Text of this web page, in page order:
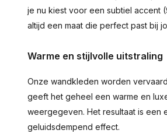
je nu kiest voor een subtiel accent
altijd een maat die perfect past bij
Warme en stijlvolle uitstraling
Onze wandkleden worden
geeft het geheel een warme en
weergegeven. Het resultaat is een
geluidsdempend effect.